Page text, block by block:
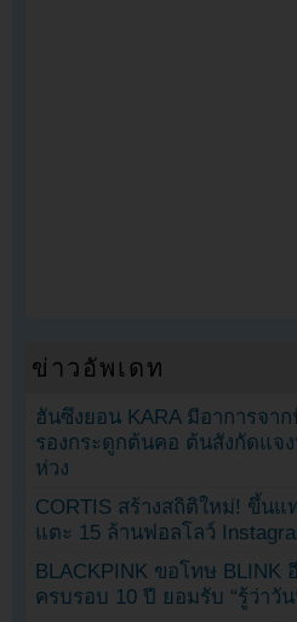
ข่าวอัพเดท
ฮันซึงยอน KARA มีอาการจา
รองกระดูกต้นคอ ต้นสังกัดแจ
ห่วง
CORTIS สร้างสถิติใหม่! ขึ้นแ
แตะ 15 ล้านฟอลโลว์
BLACKPINK ขอโทษ BLINK
ครบรอบ 10 ปี ยอมรับ “รู้ว่าวั